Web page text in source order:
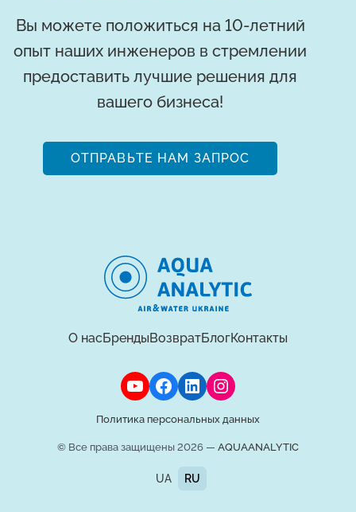
Вы можете положиться на 10-летний
опыт наших инженеров в стремлении
предоставить лучшие решения для
вашего бизнеса!
ОТПРАВЬТЕ НАМ ЗАПРОС
О насБрендыВозвратБлогКонтакты
Политика персональных данных
© Все права защищены 2026 — AQUAANALYTIC
UA RU